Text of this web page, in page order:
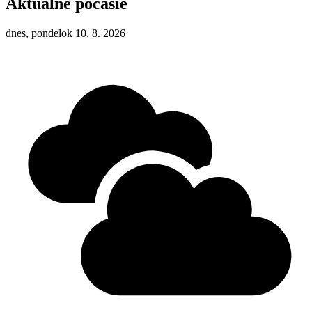
Aktuálne počasie
dnes, pondelok 10. 8. 2026